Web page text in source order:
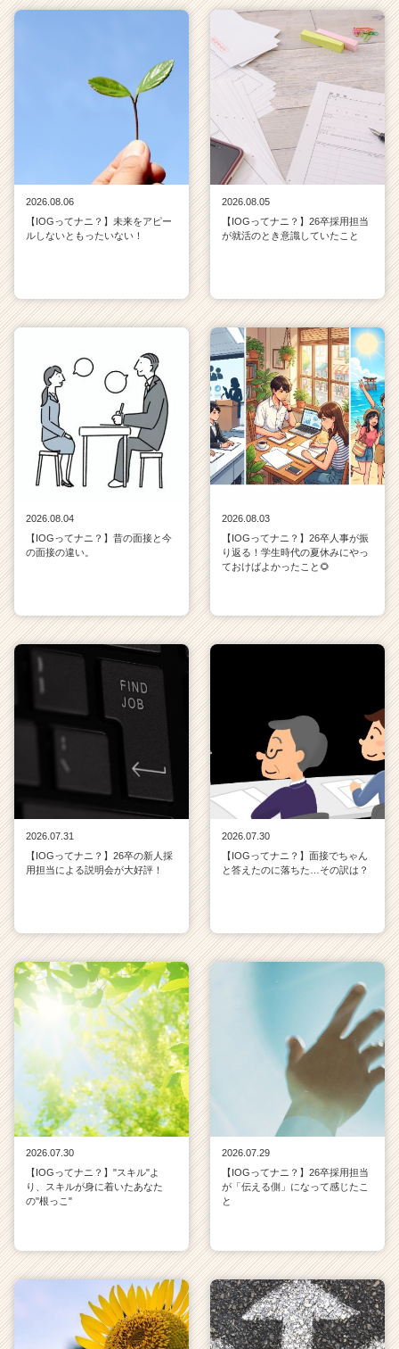
2026.08.06
【IOGってナニ？】未来をアピー
ルしないともったいない！
2026.08.05
【IOGってナニ？】26卒採用担当
が就活のとき意識していたこと
2026.08.04
【IOGってナニ？】昔の面接と今
の面接の違い。
2026.08.03
【IOGってナニ？】26卒人事が振
り返る！学生時代の夏休みにやっ
ておけばよかったこと🌻
2026.07.31
【IOGってナニ？】26卒の新人採
用担当による説明会が大好評！
2026.07.30
【IOGってナニ？】面接でちゃん
と答えたのに落ちた…その訳は？
2026.07.30
【IOGってナニ？】"スキル"よ
り、スキルが身に着いたあなた
の"根っこ"
2026.07.29
【IOGってナニ？】26卒採用担当
が「伝える側」になって感じたこ
と